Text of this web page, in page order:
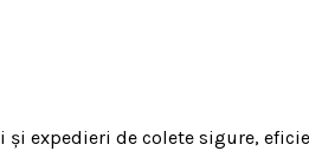
expedieri de colete sigure,